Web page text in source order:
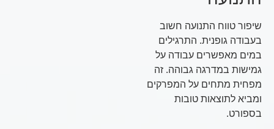
שיפור טווח התנועה חשוב
בעבודה גופנית. התרגילים
במים מאפשרים עבודה על
גמישות במדרגה גבוהה. זה
מפחית מתחים על המפרקים
ומביא לתוצאות טובות
בספורט.